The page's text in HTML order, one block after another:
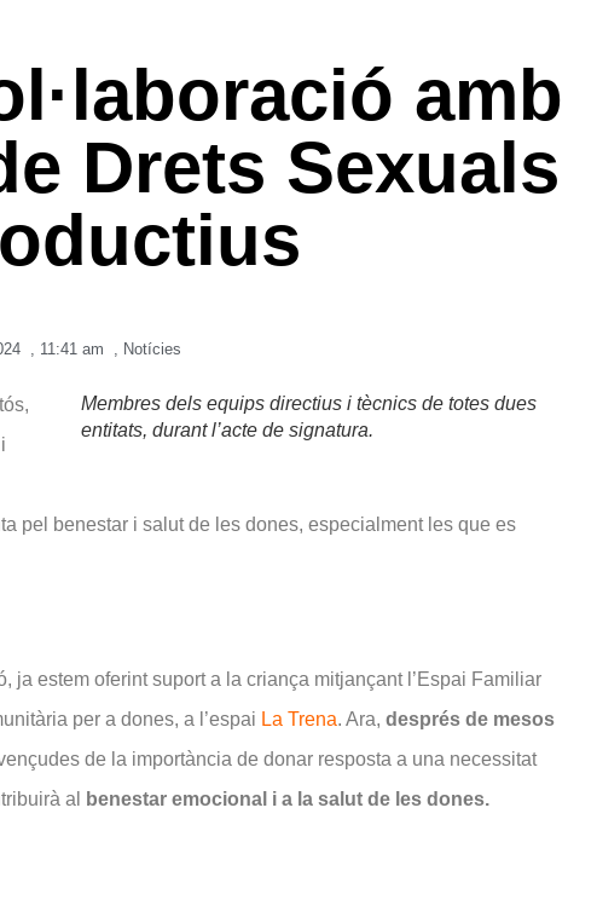
amb
Drets Sexuals
, 11:41 am , Notícies
Membres dels equips directius i tècnics de totes dues
entitats, durant l’acte de signatura.
pel benestar i salut de les dones, especialment les que es
ja estem oferint suport a la criança mitjançant l’Espai Familiar
per a dones, a l’espai La Trena. Ara, després de mesos
de la importància de donar resposta a una necessitat
al benestar emocional i a la salut de les dones.